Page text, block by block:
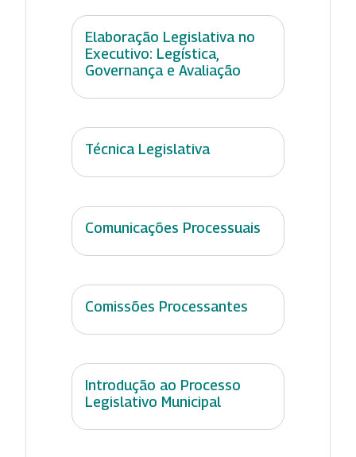
Elaboração Legislativa no
Executivo: Legística,
Governança e Avaliação
Técnica Legislativa
Comunicações Processuais
Comissões Processantes
Introdução ao Processo
Legislativo Municipal